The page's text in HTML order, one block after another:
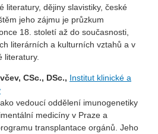
literatury, dějiny slavistiky, české
jeho zájmu je průzkum
18. století až do současnosti,
literárních a kulturních vztahů a v
literatury.
CSc., DSc., Institut klinické a
vedoucí oddělení imunogenetiky
medicíny v Praze a
transplantace orgánů. Jeho